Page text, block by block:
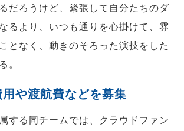
だろうけど、緊張して自分たちのダ
るより、いつも通りを心掛けて、雰
となく、動きのそろった演技をした
。
や渡航費などを募集
する同チームでは、クラウドファン